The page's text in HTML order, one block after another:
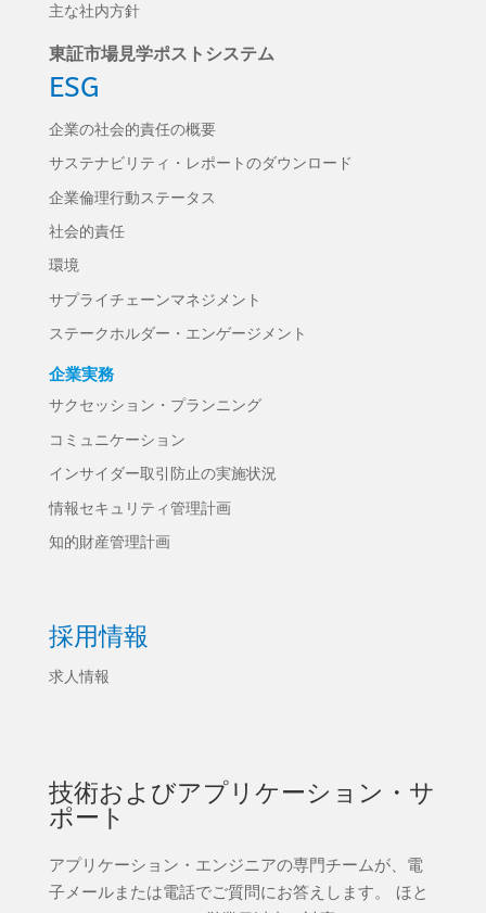
主な社内方針
東証市場見学ポストシステム
ESG
企業の社会的責任の概要
サステナビリティ・レポートのダウンロード
企業倫理行動ステータス
社会的責任
環境
サプライチェーンマネジメント
ステークホルダー・エンゲージメント
企業実務
サクセッション・プランニング
コミュニケーション
インサイダー取引防止の実施状況
情報セキュリティ管理計画
知的財産管理計画
採用情報
求人情報
技術およびアプリケーション・サ
ポート
アプリケーション・エンジニアの専門チームが、電
子メールまたは電話でご質問にお答えします。 ほと